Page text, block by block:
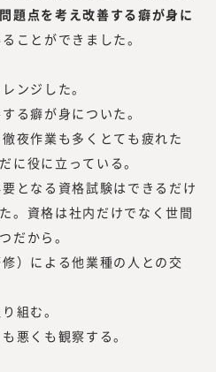
イノベーションやリス
い合わせや引き合いも
このたび、『みらいワ
て、外部人材活用や新
／リスキリング、サス
調査・研究、情報を提
た。
に登録いただいている
材は8万名を越えまし
フェッショナル人材の
ムとして、多くのプロ
働き方や、企業でのプ
の採用・活用を見てき
ットな目線で「本当に
提供していきたいと思
題点を考え改善する癖が身に
ことができました。
ンジした。
る癖が身についた。
夜作業も多くとても疲れた
に役に立っている。
となる資格試験はできるだけ
。資格は社内だけでなく世間
だから。
）による他業種の人との交
組む。
悪くも観察する。